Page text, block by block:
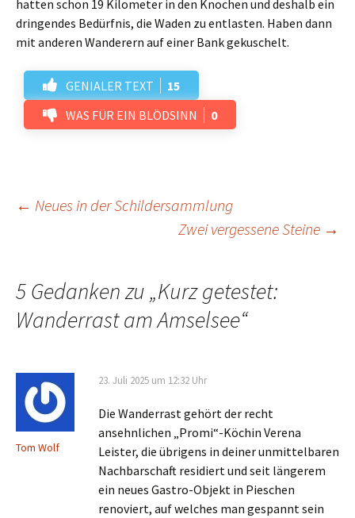
hatten schon 19 Kilometer in den Knochen und deshalb ein
dringendes Bedürfnis, die Waden zu entlasten. Haben dann
mit anderen Wanderern auf einer Bank gekuschelt.
GENIALER TEXT
15
WAS FÜR EIN BLÖDSINN
0
Beitrags-
← Neues in der Schildersammlung
Zwei vergessene Steine →
5 Gedanken zu „Kurz getestet:
Wanderrast am Amselsee“
Tom Wolf
23. Juli 2025 um 12:32 Uhr
Die Wanderrast gehört der recht
ansehnlichen „Promi“-Köchin Verena
Leister, die übrigens in deiner unmittelbaren
Nachbarschaft residiert und seit längerem
ein neues Gastro-Objekt in Pieschen
renoviert, auf welches man gespannt sein